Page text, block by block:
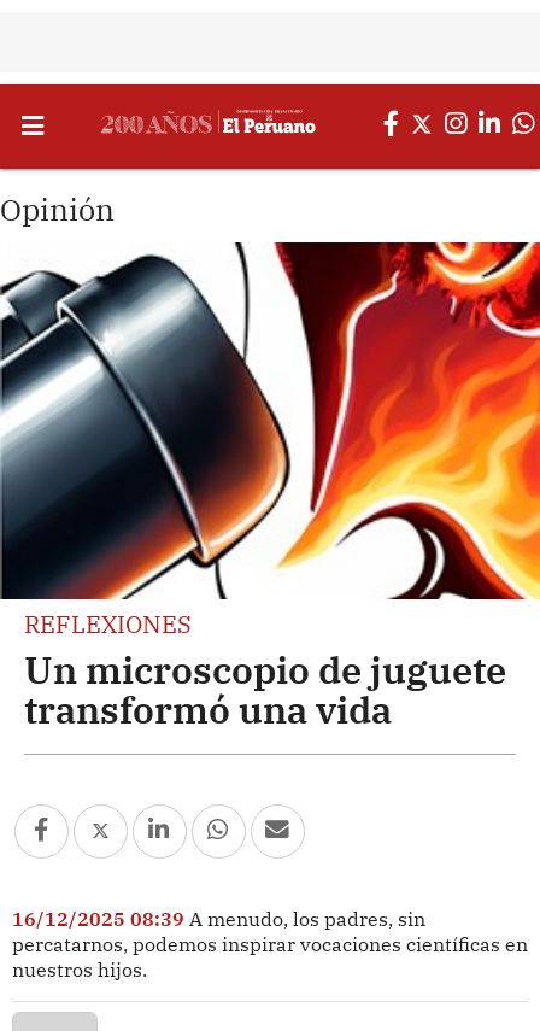
Opinión
REFLEXIONES
Un microscopio de juguete
transformó una vida
16/12/2025 08:39 A menudo, los padres, sin
percatarnos, podemos inspirar vocaciones científicas en
nuestros hijos.